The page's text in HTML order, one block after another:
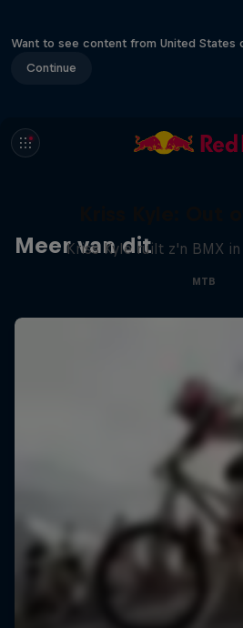
Want to see content from United States
Continue
Meer van dit
Kriss Kyle ruilt z'n BMX
MTB